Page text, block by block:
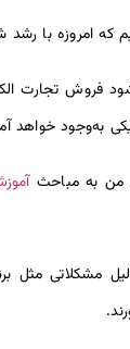
که امروزه با
به‌وجود خواهد
من به مباحث